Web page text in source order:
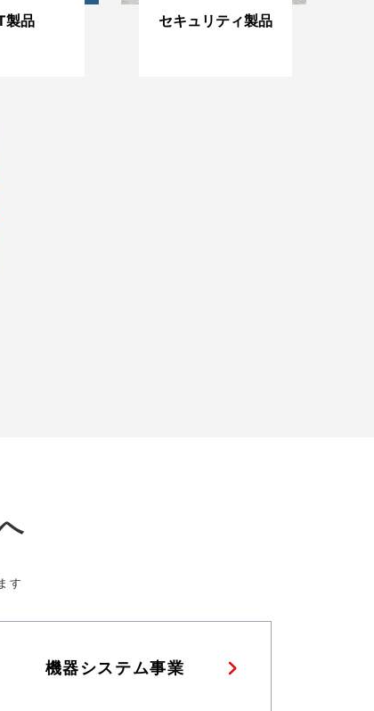
製品 セキュリティ製品
す
機器システム事業